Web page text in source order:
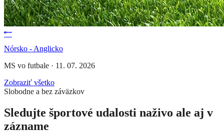
Nórsko - Anglicko
MS vo futbale · 11. 07. 2026
Zobraziť všetko
Slobodne a bez záväzkov
Sledujte športové udalosti naživo ale aj v
zázname